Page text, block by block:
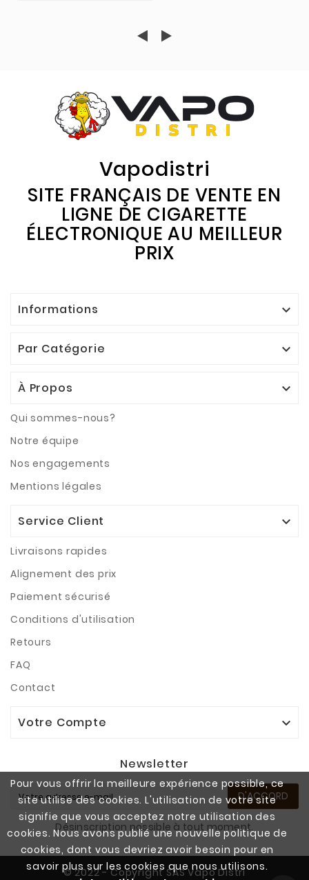
Pour vous offrir la meilleure expérience possible, ce
site utilise des cookies. L'utilisation de votre site
signifie que vous acceptez notre utilisation des
cookies. Nous avons publié une nouvelle politique de
cookies, dont vous devriez avoir besoin pour en
savoir plus sur les cookies que nous utilisons.
Vapodistri
SITE FRANÇAIS DE VENTE EN
LIGNE DE CIGARETTE
ÉLECTRONIQUE AU MEILLEUR
PRIX
Informations 
Par Catégorie 
À Propos 
Qui sommes-nous?
Notre équipe
Nos engagements
Mentions légales
Service Client 
Livraisons rapides
Alignement des prix
Paiement sécurisé
Conditions d'utilisation
Retours
FAQ
Contact
Votre Compte 
Newsletter
D'ACCORD
Désinscription possible à tout moment.
© 2022 - Copyright SAS Vapo Distri